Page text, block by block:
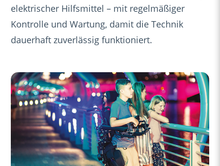
elektrischer Hilfsmittel – mit regelmäßiger
Kontrolle und Wartung, damit die Technik
dauerhaft zuverlässig funktioniert.